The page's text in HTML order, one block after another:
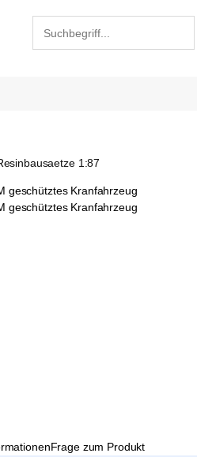
1:87
Frage zum Produkt